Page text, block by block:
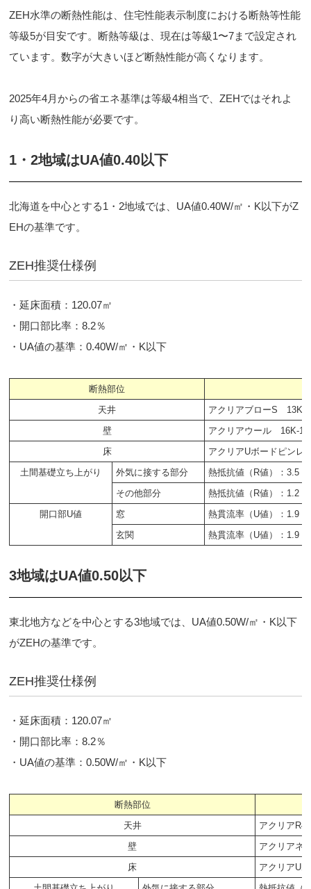
ZEH水準の断熱性能は、住宅性能表示制度における断熱等性能
等級5が目安です。断熱等級は、現在は等級1〜7まで設定され
ています。数字が大きいほど断熱性能が高くなります。
2025年4月からの省エネ基準は等級4相当で、ZEHではそれよ
り高い断熱性能が必要です。
1・2地域はUA値0.40以下
北海道を中心とする1・2地域では、UA値0.40W/㎡・K以下がZ
EHの基準です。
ZEH推奨仕様例
・延床面積：120.07㎡
・開口部比率：8.2％
・UA値の基準：0.40W/㎡・K以下
断熱部位
天井
アクリアブローS 13K-
壁
アクリアウール 16K-
床
アクリアUボードピンレ
土間基礎立ち上がり
外気に接する部分
熱抵抗値（R値）：3.5
その他部分
熱抵抗値（R値）：1.2
開口部U値
窓
熱貫流率（U値）：1.9
玄関
熱貫流率（U値）：1.9
3地域はUA値0.50以下
東北地方などを中心とする3地域では、UA値0.50W/㎡・K以下
がZEHの基準です。
ZEH推奨仕様例
・延床面積：120.07㎡
・開口部比率：8.2％
・UA値の基準：0.50W/㎡・K以下
断熱部位
天井
アクリア
壁
アクリアネ
床
アクリアU